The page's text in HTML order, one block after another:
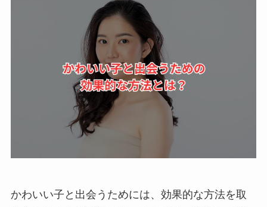
かわいい子と出会うためには、効果的な方法を取